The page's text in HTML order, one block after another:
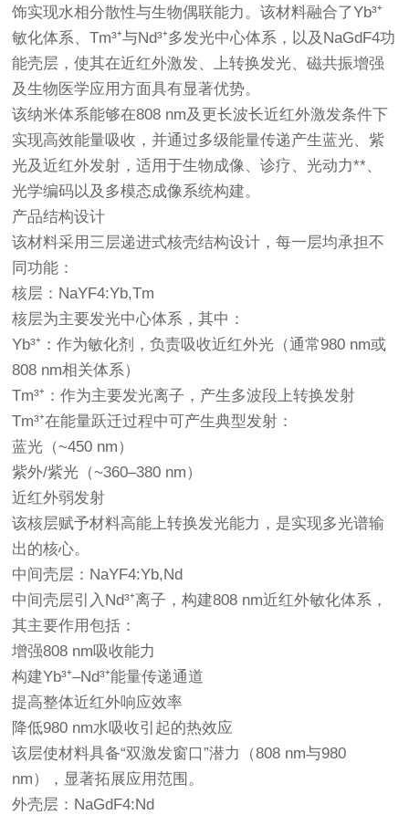
饰实现水相分散性与生物偶联能力。该材料融合了Yb³⁺
敏化体系、Tm³⁺与Nd³⁺多发光中心体系，以及NaGdF4功
能壳层，使其在近红外激发、上转换发光、磁共振增强
及生物医学应用方面具有显著优势。
该纳米体系能够在808 nm及更长波长近红外激发条件下
实现高效能量吸收，并通过多级能量传递产生蓝光、紫
光及近红外发射，适用于生物成像、诊疗、光动力**、
光学编码以及多模态成像系统构建。
产品结构设计
该材料采用三层递进式核壳结构设计，每一层均承担不
同功能：
核层：NaYF4:Yb,Tm
核层为主要发光中心体系，其中：
Yb³⁺：作为敏化剂，负责吸收近红外光（通常980 nm或
808 nm相关体系）
Tm³⁺：作为主要发光离子，产生多波段上转换发射
Tm³⁺在能量跃迁过程中可产生典型发射：
蓝光（~450 nm）
紫外/紫光（~360–380 nm）
近红外弱发射
该核层赋予材料高能上转换发光能力，是实现多光谱输
出的核心。
中间壳层：NaYF4:Yb,Nd
中间壳层引入Nd³⁺离子，构建808 nm近红外敏化体系，
其主要作用包括：
增强808 nm吸收能力
构建Yb³⁺–Nd³⁺能量传递通道
提高整体近红外响应效率
降低980 nm水吸收引起的热效应
该层使材料具备“双激发窗口”潜力（808 nm与980
nm），显著拓展应用范围。
外壳层：NaGdF4:Nd